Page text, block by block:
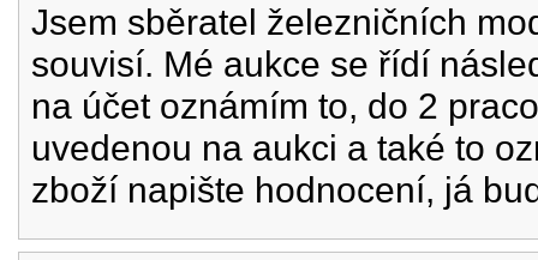
Jsem sběratel železničních
souvisí. Mé aukce se řídí
na účet oznámím to, do 2
uvedenou na aukci a také to
zboží napište hodnocení, já